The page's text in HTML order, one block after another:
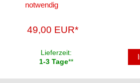
Radioadapter
Radioblenden
für Acura
notwendig
49,00 EUR*
Lieferzeit:
1-3 Tage**